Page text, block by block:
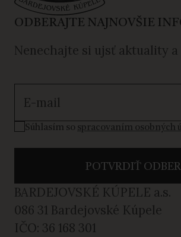
ODBERAJTE NAJNOVŠIE
Nenechajte si ujsť aktuality a
Súhlasím so spracovaním
Súhlasím so spracovaním osobných
POTVRDIŤ ODBER
BARDEJOVSKÉ KÚPELE a.s.
086 31 Bardejovské Kúpele
IČO: 36 168 301